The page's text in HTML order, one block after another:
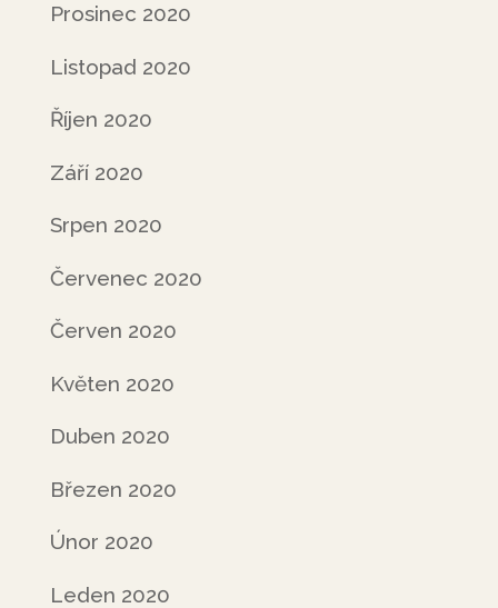
Prosinec 2020
Listopad 2020
Říjen 2020
Září 2020
Srpen 2020
Červenec 2020
Červen 2020
Květen 2020
Duben 2020
Březen 2020
Únor 2020
Leden 2020